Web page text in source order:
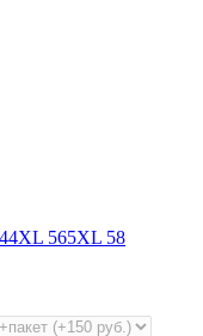
4XL 565XL 58